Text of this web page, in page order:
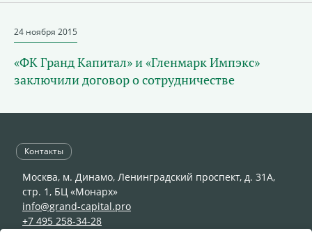
24 ноября 2015
«ФК Гранд Капитал» и «Гленмарк Импэкс»
заключили договор о сотрудничестве
Контакты
Москва, м. Динамо, Ленинградский проспект, д. 31А,
стр. 1, БЦ «Монарх»
info@grand-capital.pro
+7 495 258-34-28